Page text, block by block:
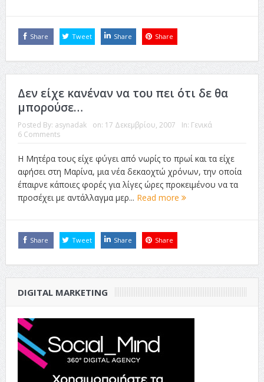
Share Tweet Share Share
Δεν είχε κανέναν να του πει ότι δε θα
μπορούσε…
Posted By: asynadak on: 17 Δεκεμβρίου, 2007 In: Γενικά
6 Comments
Η Μητέρα τους είχε φύγει από νωρίς το πρωί και τα είχε
αφήσει στη Μαρίνα, μια νέα δεκαοχτώ χρόνων, την οποία
έπαιρνε κάποιες φορές για λίγες ώρες προκειμένου να τα
προσέχει με αντάλλαγμα μερ... Read more
Share Tweet Share Share
DIGITAL MARKETING